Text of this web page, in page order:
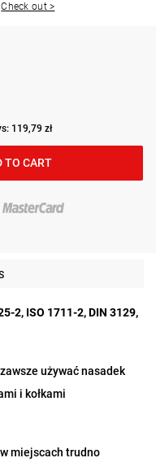
Check out >
119,79 zł
TO CART
2, ISO 1711-2, DIN 3129,
używać nasadek
i kołkami
miejscach trudno